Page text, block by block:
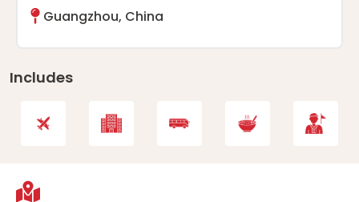
Guangzhou, China
Includes